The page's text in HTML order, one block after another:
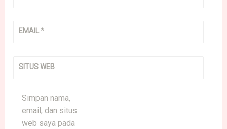
EMAIL*
SITUS WEB
Simpan nama,
email, dan situs
web saya pada